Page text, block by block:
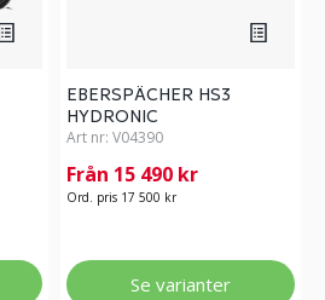
EBERSPÄCHER HS3
HYDRONIC
VATTENVÄRMARE
Art nr: V04390
Från 15 490 kr
Ord. pris 17 500 kr
Se varianter